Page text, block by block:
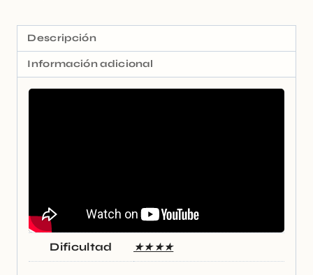
Descripción
Información adicional
Dificultad ★★★★